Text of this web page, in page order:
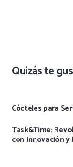
Quizás te
Cócteles para
Task&Time:
con Innovación y